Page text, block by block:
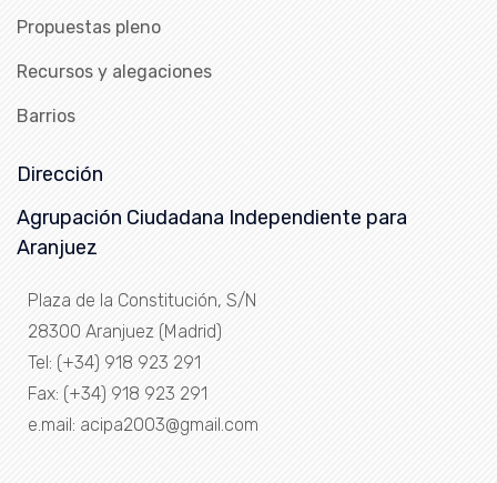
Propuestas pleno
Recursos y alegaciones
Barrios
Dirección
Agrupación Ciudadana Independiente para
Aranjuez
Plaza de la Constitución, S/N
28300 Aranjuez (Madrid)
Tel: (+34) 918 923 291
Fax: (+34) 918 923 291
e.mail: acipa2003@gmail.com